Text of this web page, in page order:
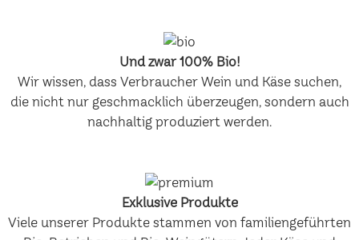
Und zwar 100% Bio!
Wir wissen, dass Verbraucher Wein und Käse suchen,
die nicht nur geschmacklich überzeugen, sondern auch
nachhaltig produziert werden.
Exklusive Produkte
Viele unserer Produkte stammen von familiengeführten